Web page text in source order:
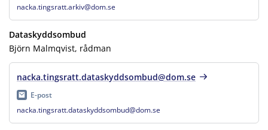
nacka.tingsratt.arkiv@dom.se
Dataskyddsombud
Björn Malmqvist, rådman
nacka.tingsratt.dataskyddsombud@dom.se
E-post
nacka.tingsratt.dataskyddsombud@dom.se